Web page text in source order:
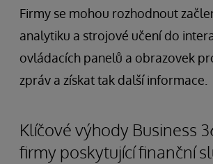
Firmy se mohou rozhodnout
analytiku a strojové učení do
ovládacích panelů a obrazovek
zpráv a získat tak další informace.
Klíčové výhody Business
firmy poskytující finanční